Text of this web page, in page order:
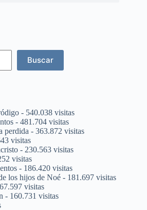
Buscar
- 540.038 visitas
- 481.704 visitas
perdida - 363.872 visitas
visitas
- 230.563 visitas
visitas
- 186.420 visitas
los hijos de Noé - 181.697 visitas
visitas
- 160.731 visitas